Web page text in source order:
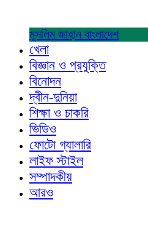
মুসলিম জাহান বাংলাদেশ
খেলা
বিজ্ঞান ও প্রযুক্তি
বিনোদন
দ্বীন-দুনিয়া
শিক্ষা ও চাকরি
ভিডিও
ফোটো গ্যালারি
লাইফ স্টাইল
সম্পাদকীয়
আরও